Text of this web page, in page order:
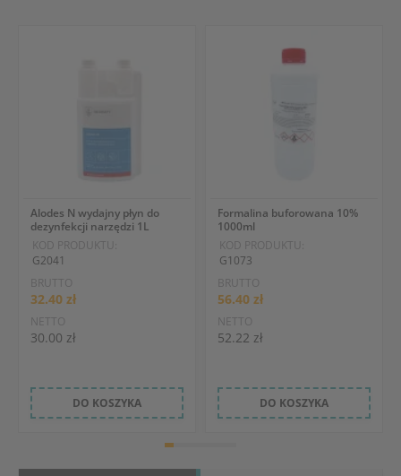
Alodes N wydajny płyn do
dezynfekcji narzędzi 1L
KOD PRODUKTU:
G2041
BRUTTO
32.40 zł
NETTO
30.00 zł
DO KOSZYKA
Formalina buforowana 10%
1000ml
KOD PRODUKTU:
G1073
BRUTTO
56.40 zł
NETTO
52.22 zł
DO KOSZYKA